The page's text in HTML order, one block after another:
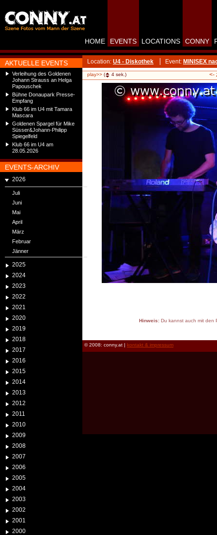
AKTUELLE EVENTS
Verleihung des Goldenen
Johann Strauss an Helga
Papouschek
Bühne Donaupark Presse-
Empfang
Klub 66 im U4 mit Tamara
Mascara
Goldenen Spargel für Mike
Süsser&Johann-Philipp
Spiegelfeld
Klub 66 im U4 am
28.05.2026
EVENTS-ARCHIV
2026
Juli
Juni
Mai
April
März
Februar
Jänner
2025
2024
2023
2022
2021
2020
2019
2018
2017
2016
2015
2014
2013
2012
2011
2010
2009
2008
2007
2006
2005
2004
2003
2002
2001
2000
HOME EVENTS LOCATIONS CONNY
Location: U4 - Diskothek Event: MINISEX
play>> ( 4 sek.) <-
Hinweis:Du kannst auch mit den
© 2008: conny.at | kontakt & impressum